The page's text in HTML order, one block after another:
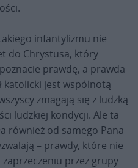
infantylizmu nie
do Chrystusa, który
prawdę, a prawda
katolicki jest wspólnotą
zmagają się z ludzką
ludzkiej kondycji. Ale ta
również od samego Pana
– prawdy, które nie
przez grupy